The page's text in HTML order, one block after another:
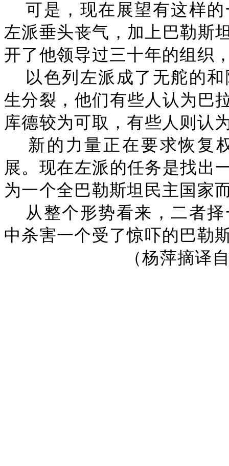
可是，现在展望有这样
左派垂头丧气，加上巴勒斯
开了他领导过三十年的组织
以色列左派成了无舵的
生分裂，他们有些人认为巴
库德较为可取，有些人则认
新的力量正在要求恢复
展。现在左派的任务是找出
为一个全巴勒斯坦民主国家
从整个形势看来，二者
中杀害一个受了惊吓的巴勒
（杨萍摘译